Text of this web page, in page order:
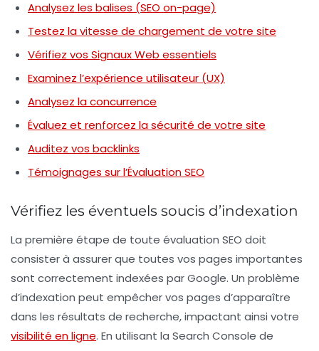
Analysez les balises (SEO on-page)
Testez la vitesse de chargement de votre site
Vérifiez vos Signaux Web essentiels
Examinez l’expérience utilisateur (UX)
Analysez la concurrence
Évaluez et renforcez la sécurité de votre site
Auditez vos backlinks
Témoignages sur l’Évaluation SEO
Vérifiez les éventuels soucis d’indexation
La première étape de toute évaluation SEO doit
consister à assurer que toutes vos pages importantes
sont correctement indexées par Google. Un problème
d’indexation peut empêcher vos pages d’apparaître
dans les résultats de recherche, impactant ainsi votre
visibilité en ligne. En utilisant la Search Console de